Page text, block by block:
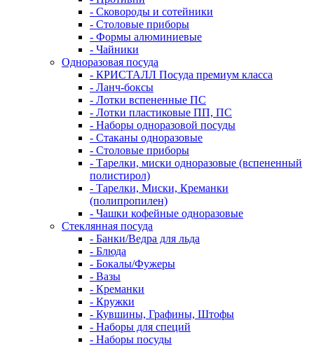
- Сковороды и сотейники
- Столовые приборы
- Формы алюминиевые
- Чайники
Одноразовая посуда
- КРИСТАЛЛ Посуда премиум класса
- Ланч-боксы
- Лотки вспененные ПС
- Лотки пластиковые ПП, ПС
- Наборы одноразовой посуды
- Стаканы одноразовые
- Столовые приборы
- Тарелки, миски одноразовые (вспененный
полистирол)
- Тарелки, Миски, Креманки
(полипропилен)
- Чашки кофейные одноразовые
Стеклянная посуда
- Банки/Ведра для льда
- Блюда
- Бокалы/Фужеры
- Вазы
- Креманки
- Кружки
- Кувшины, Графины, Штофы
- Наборы для специй
- Наборы посуды